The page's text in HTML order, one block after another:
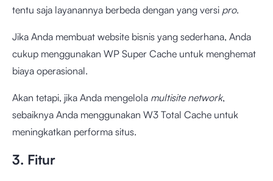
tentu saja layanannya berbeda dengan yang versi pro.
Jika Anda membuat website bisnis yang sederhana, Anda
cukup menggunakan WP Super Cache untuk menghemat
biaya operasional.
Akan tetapi, jika Anda mengelola multisite network,
sebaiknya Anda menggunakan W3 Total Cache untuk
meningkatkan performa situs.
3. Fitur